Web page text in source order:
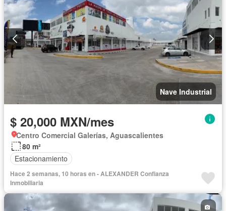
Nave Industrial
$ 20,000 MXN/mes
Centro Comercial Galerías, Aguascalientes
80 m²
Estacionamiento
Hace 2 semanas, 10 horas en - ALEXANDER Confianza
Inmobiliaria